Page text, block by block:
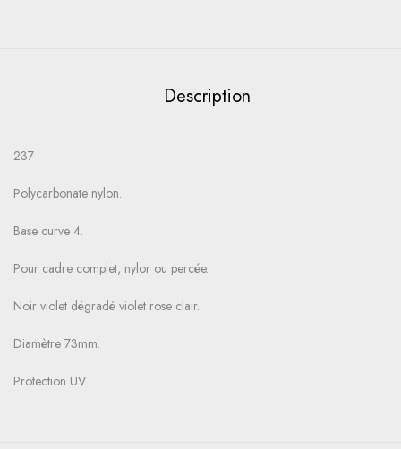
Description
237
Polycarbonate nylon.
Base curve 4.
Pour cadre complet, nylor ou percée.
Noir violet dégradé violet rose clair.
Diamètre 73mm.
Protection UV.